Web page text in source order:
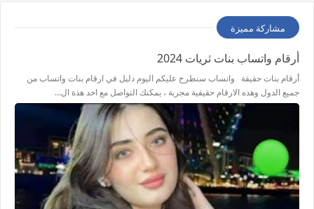
مشاركة مميزة
أرقام واتساب بنات ثريات 2024
أرقام بنات حقيقة واتساب سنطرح عليكم اليوم دليل في ارقام بنات واتساب من
جميع الدول وهذه الارقام حقيقية مجربة ، يمكنك التواصل مع احد هذة ال…